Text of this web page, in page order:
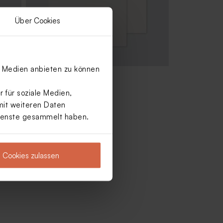
Über Cookies
anbieten zu können
für soziale Medien,
weiteren Daten
gesammelt haben.
Cookies zulassen